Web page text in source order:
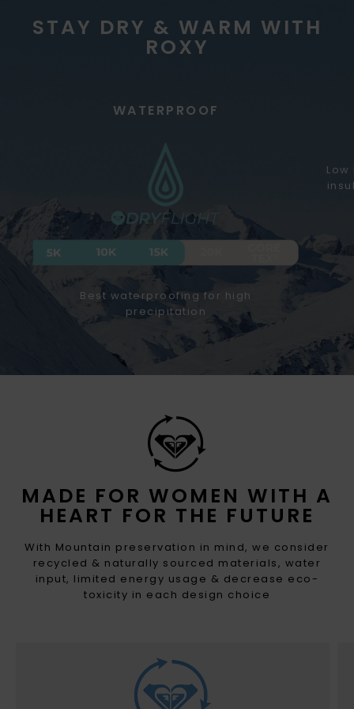
MADE FOR WOMEN WITH A
HEART FOR THE FUTURE
With Mountain preservation in mind, we consider
recycled & naturally sourced materials, water
input, limited energy usage & decrease eco-
toxicity in each design choice
STAY DRY & WARM WITH
ROXY
WATERPROOF
Best waterproofing for high
precipitation